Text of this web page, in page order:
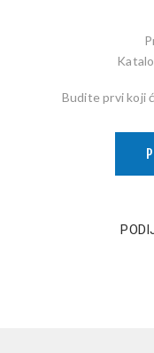
Budite prvi koji